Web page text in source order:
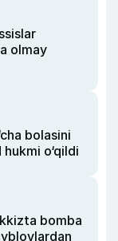
olmay
bolasini
o‘qildi
bomba